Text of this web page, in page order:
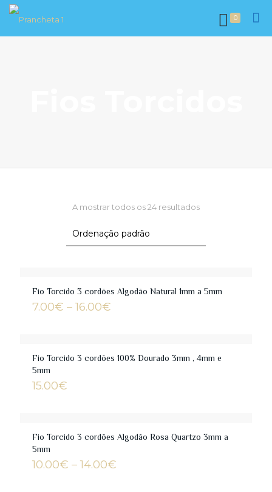
0
A mostrar todos os 24 resultados
Fio Torcido 3 cordões Algodão Natural 1mm a 5mm
7.00€ – 16.00€
16.00€
Fio Torcido 3 cordões 100% Dourado 3mm , 4mm e
5mm
15.00€
Fio Torcido 3 cordões Algodão Rosa Quartzo 3mm a
5mm
10.00€ – 14.00€